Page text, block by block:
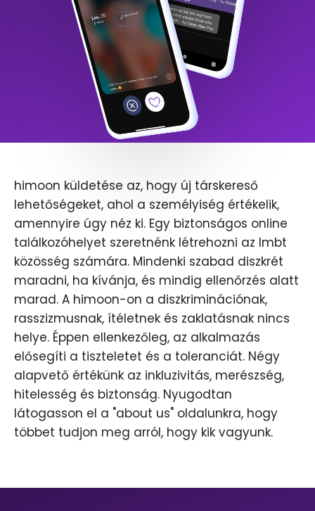
himoon küldetése az, hogy új társkereső
lehetőségeket, ahol a személyiség értékelik,
amennyire úgy néz ki. Egy biztonságos online
találkozóhelyet szeretnénk létrehozni az lmbt
közösség számára. Mindenki szabad diszkrét
maradni, ha kívánja, és mindig ellenőrzés alatt
marad. A himoon-on a diszkriminációnak,
rasszizmusnak, ítéletnek és zaklatásnak nincs
helye. Éppen ellenkezőleg, az alkalmazás
elősegíti a tiszteletet és a toleranciát. Négy
alapvető értékünk az inkluzivitás, merészség,
hitelesség és biztonság. Nyugodtan
látogasson el a "about us" oldalunkra, hogy
többet tudjon meg arról, hogy kik vagyunk.